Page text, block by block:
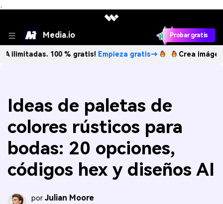
、
Media.io Probar gratis
100 % gratis!Empieza gratis→ Crea imágenes IA
Ideas de paletas de
colores rústicos para
bodas: 20 opciones,
códigos hex y diseños AI
por Julian Moore